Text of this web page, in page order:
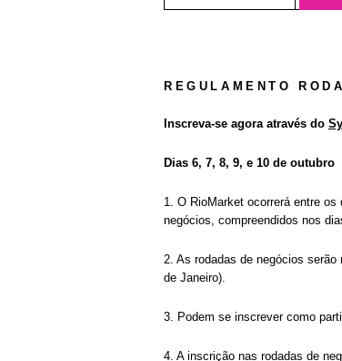
REGULAMENTO
Inscreva-se agora através do
Dias 6, 7, 8, 9, e 10 de outubro
1. O RioMarket ocorrerá entre
negócios, compreendidos nos
2. As rodadas de negócios
de Janeiro).
3. Podem se inscrever como
4. A inscrição nas rodadas de